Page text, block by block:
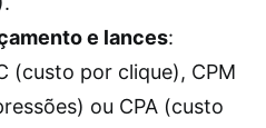
e lances:
(custo por clique), CPM
ou CPA (custo